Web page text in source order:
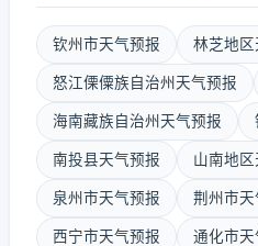
钦州市天气预报 林芝地
怒江傈僳族自治州天气预报
海南藏族自治州天气预报
南投县天气预报 山南地
泉州市天气预报 荆州市天
西宁市天气预报 通化市天